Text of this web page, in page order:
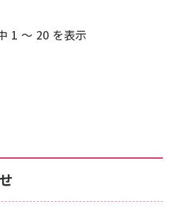
ジ
1 ～ 20 を表示